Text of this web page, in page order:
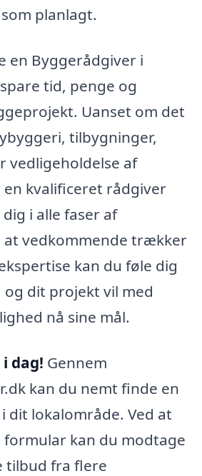
planlagt.
en Byggerådgiver i
tid, penge og
Uanset om det
tilbygninger,
vedligeholdelse af
kvalificeret rådgiver
i alle faser af
at vedkommende trækker
kan du føle dig
og dit projekt vil med
nå sine mål.
dag! Gennem
kan du nemt finde en
dit lokalområde. Ved at
kan du modtage
tilbud fra flere